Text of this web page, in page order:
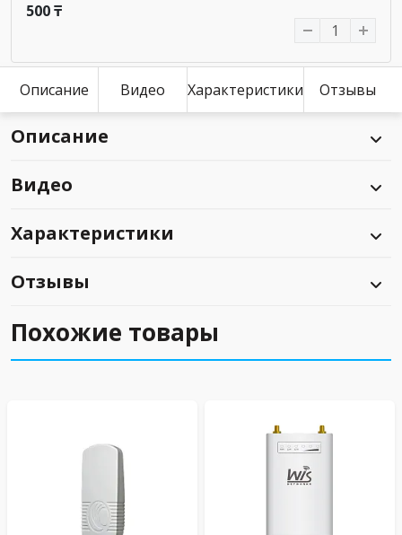
500 ₸
Описание Видео Характеристики Отзывы
Описание
Видео
Характеристики
Отзывы
Похожие товары